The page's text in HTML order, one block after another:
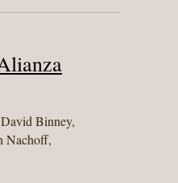
David Binney,
Nachoff,